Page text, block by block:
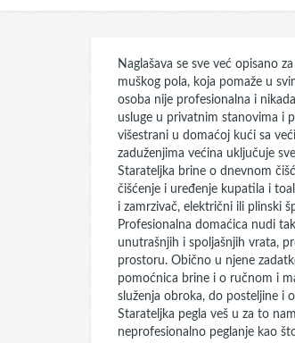
Naglašava se sve već opisano
muškog pola, koja pomaže u
osoba nije profesionalna i
usluge u privatnim stanovima i
višestrani u domaćoj kući sa
zaduženjima većina uključuje
Starateljka brine o dnevnom
čišćenje i uređenje kupatila i
i zamrzivač, električni ili plinski
Profesionalna domaćica nudi
unutrašnjih i spoljašnjih vrata,
prostoru. Obično u njene
pomoćnica brine i o ručnom i
služenja obroka, do posteljine i
Starateljka pegla veš u za to
neprofesionalno peglanje kao